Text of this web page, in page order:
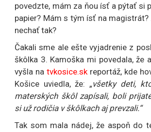
povedzte, mám za ňou ísť a pýtať si
papier? Mám s tým ísť na
nechať tak?
Čakali sme ale ešte vyjadrenie z
škôlka 3. Kamoška mi povedala, že
vyšla na tvkosice.sk reportáž, kde
Košice uviedla, že: „všetky deti,
materských škôl zapísali, boli
si už rodičia v škôlkach aj prevzali.“
Tak som mala nádej, že aspoň do